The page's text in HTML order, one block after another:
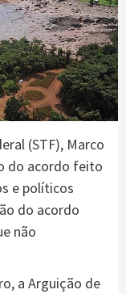
(STF), Marco
do acordo feito
e políticos
do acordo
não
a Arguição de